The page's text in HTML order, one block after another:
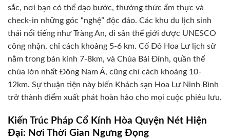
sắc, nơi bạn có thể dạo bước, thưởng thức ẩm thực và
check-in những góc “nghệ” độc đáo. Các khu du lịch sinh
thái nổi tiếng như Tràng An, di sản thế giới được UNESCO
công nhận, chỉ cách khoảng 5-6 km. Cố Đô Hoa Lư lịch sử
nằm trong bán kính 7-8km, và Chùa Bái Đính, quần thể
chùa lớn nhất Đông Nam Á, cũng chỉ cách khoảng 10-
12km. Sự thuận tiện này biến Khách sạn Hoa Lư Ninh Bình
trở thành điểm xuất phát hoàn hảo cho mọi cuộc phiêu lưu.
Kiến Trúc Pháp Cổ Kính Hòa Quyện Nét Hiện
Đại: Nơi Thời Gian Ngưng Đọng